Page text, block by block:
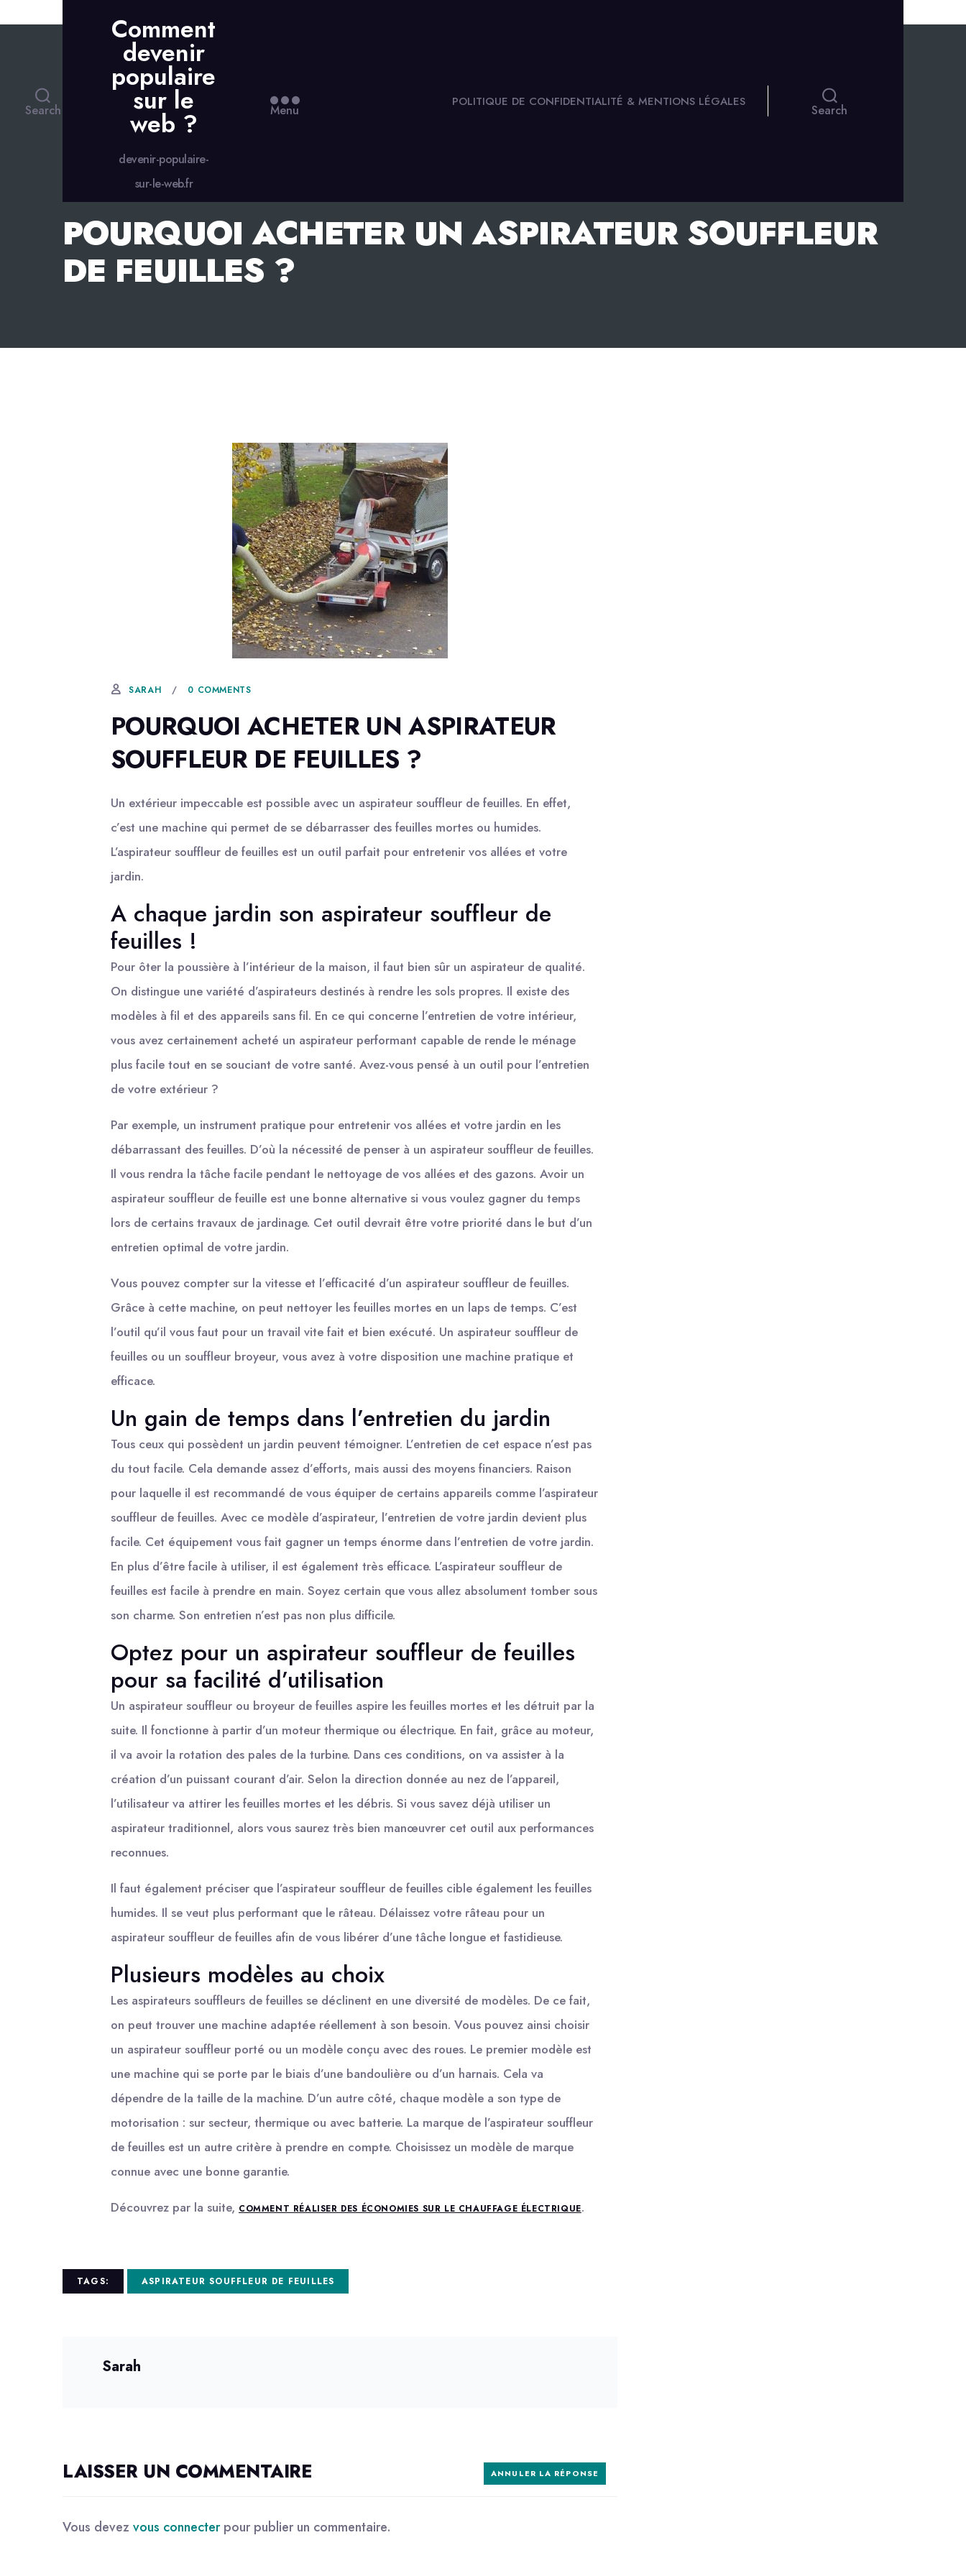
Search
Comment
devenir
populaire
sur le
web ?
devenir-populaire-
sur-le-web.fr
Menu
POLITIQUE DE CONFIDENTIALITÉ & MENTIONS LÉGALES
Search
POURQUOI ACHETER UN ASPIRATEUR SOUFFLEUR
DE FEUILLES ?
SARAH 0 COMMENTS
POURQUOI ACHETER UN ASPIRATEUR
SOUFFLEUR DE FEUILLES ?
Un extérieur impeccable est possible avec un aspirateur souffleur de feuilles. En effet,
c’est une machine qui permet de se débarrasser des feuilles mortes ou humides.
L’aspirateur souffleur de feuilles est un outil parfait pour entretenir vos allées et votre
jardin.
A chaque jardin son aspirateur souffleur de
feuilles !
Pour ôter la poussière à l’intérieur de la maison, il faut bien sûr un aspirateur de qualité.
On distingue une variété d’aspirateurs destinés à rendre les sols propres. Il existe des
modèles à fil et des appareils sans fil. En ce qui concerne l’entretien de votre intérieur,
vous avez certainement acheté un aspirateur performant capable de rende le ménage
plus facile tout en se souciant de votre santé. Avez-vous pensé à un outil pour l’entretien
de votre extérieur ?
Par exemple, un instrument pratique pour entretenir vos allées et votre jardin en les
débarrassant des feuilles. D’où la nécessité de penser à un aspirateur souffleur de feuilles.
Il vous rendra la tâche facile pendant le nettoyage de vos allées et des gazons. Avoir un
aspirateur souffleur de feuille est une bonne alternative si vous voulez gagner du temps
lors de certains travaux de jardinage. Cet outil devrait être votre priorité dans le but d’un
entretien optimal de votre jardin.
Vous pouvez compter sur la vitesse et l’efficacité d’un aspirateur souffleur de feuilles.
Grâce à cette machine, on peut nettoyer les feuilles mortes en un laps de temps. C’est
l’outil qu’il vous faut pour un travail vite fait et bien exécuté. Un aspirateur souffleur de
feuilles ou un souffleur broyeur, vous avez à votre disposition une machine pratique et
efficace.
Un gain de temps dans l’entretien du jardin
Tous ceux qui possèdent un jardin peuvent témoigner. L’entretien de cet espace n’est pas
du tout facile. Cela demande assez d’efforts, mais aussi des moyens financiers. Raison
pour laquelle il est recommandé de vous équiper de certains appareils comme l’aspirateur
souffleur de feuilles. Avec ce modèle d’aspirateur, l’entretien de votre jardin devient plus
facile. Cet équipement vous fait gagner un temps énorme dans l’entretien de votre jardin.
En plus d’être facile à utiliser, il est également très efficace. L’aspirateur souffleur de
feuilles est facile à prendre en main. Soyez certain que vous allez absolument tomber sous
son charme. Son entretien n’est pas non plus difficile.
Optez pour un aspirateur souffleur de feuilles
pour sa facilité d’utilisation
Un aspirateur souffleur ou broyeur de feuilles aspire les feuilles mortes et les détruit par la
suite. Il fonctionne à partir d’un moteur thermique ou électrique. En fait, grâce au moteur,
il va avoir la rotation des pales de la turbine. Dans ces conditions, on va assister à la
création d’un puissant courant d’air. Selon la direction donnée au nez de l’appareil,
l’utilisateur va attirer les feuilles mortes et les débris. Si vous savez déjà utiliser un
aspirateur traditionnel, alors vous saurez très bien manœuvrer cet outil aux performances
reconnues.
Il faut également préciser que l’aspirateur souffleur de feuilles cible également les feuilles
humides. Il se veut plus performant que le râteau. Délaissez votre râteau pour un
aspirateur souffleur de feuilles afin de vous libérer d’une tâche longue et fastidieuse.
Plusieurs modèles au choix
Les aspirateurs souffleurs de feuilles se déclinent en une diversité de modèles. De ce fait,
on peut trouver une machine adaptée réellement à son besoin. Vous pouvez ainsi choisir
un aspirateur souffleur porté ou un modèle conçu avec des roues. Le premier modèle est
une machine qui se porte par le biais d’une bandoulière ou d’un harnais. Cela va
dépendre de la taille de la machine. D’un autre côté, chaque modèle a son type de
motorisation : sur secteur, thermique ou avec batterie. La marque de l’aspirateur souffleur
de feuilles est un autre critère à prendre en compte. Choisissez un modèle de marque
connue avec une bonne garantie.
Découvrez par la suite, COMMENT RÉALISER DES ÉCONOMIES SUR LE CHAUFFAGE ÉLECTRIQUE.
TAGS: ASPIRATEUR SOUFFLEUR DE FEUILLES
Sarah
LAISSER UN COMMENTAIRE ANNULER LA RÉPONSE
Vous devez vous connecterpour publier un commentaire.